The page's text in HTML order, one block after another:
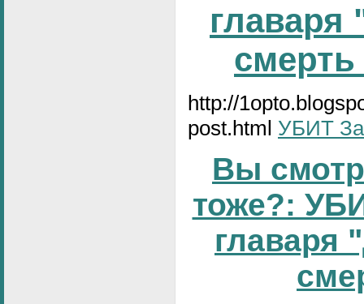
смерть
http://
post.html УБИТ
Вы
тоже?:
главаря